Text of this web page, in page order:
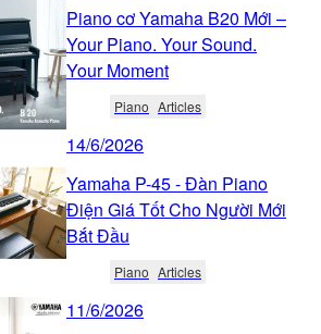
Piano cơ Yamaha B20 Mới –
Your Piano. Your Sound.
Your Moment
Piano Articles
14/6/2026
Yamaha P-45 - Đàn Piano
Điện Giá Tốt Cho Người Mới
Bắt Đầu
Piano Articles
11/6/2026